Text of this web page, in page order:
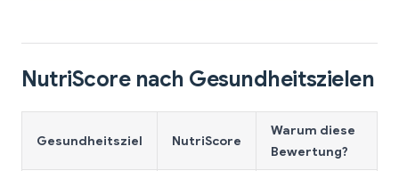
NutriScore nach Gesundheitszielen
Gesundheitsziel NutriScore
Warum diese
Bewertung?